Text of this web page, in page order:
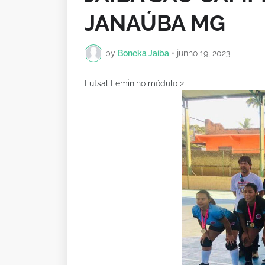
JANAÚBA MG
by Boneka Jaíba • junho 19, 2023
Futsal Feminino módulo 2